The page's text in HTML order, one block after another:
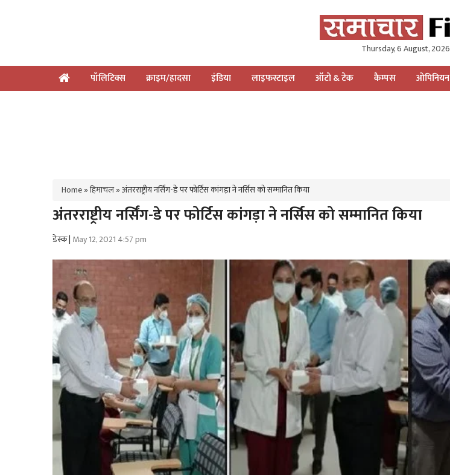
Thursday, 6 August, 2026
पॉलिटिक्स क्राइम/हादसा इंडिया लाइफस्टाइल ऑटो & टेक कैम्पस ओपिनियन
Home»हिमाचल»अंतरराष्ट्रीय नर्सिंग-डे पर फोर्टिस कांगड़ा ने नर्सिस को सम्मानित किया
अंतरराष्ट्रीय नर्सिंग-डे पर फोर्टिस कांगड़ा ने नर्सिस को सम्मानित किया
डेस्क | May 12, 2021 4:57 pm